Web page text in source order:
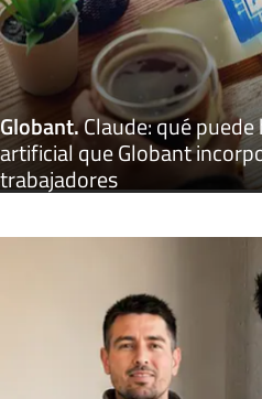
Globant.Claude: qué
artificial que Globant
trabajadores